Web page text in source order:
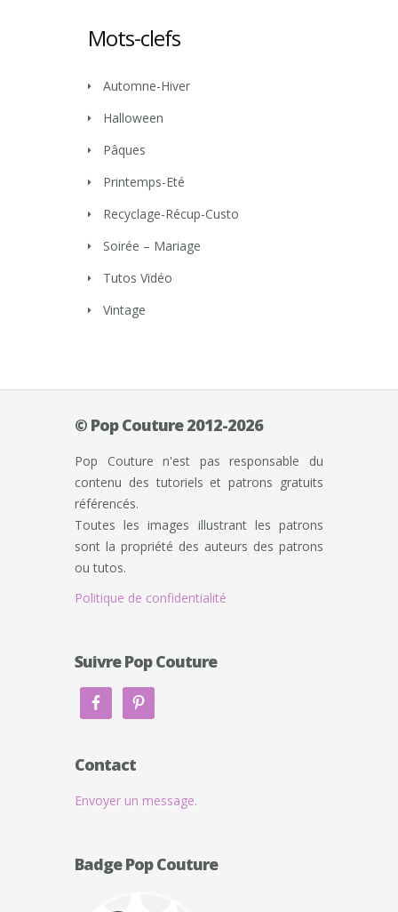
Mots-clefs
Automne-Hiver
Halloween
Pâques
Printemps-Eté
Recyclage-Récup-Custo
Soirée – Mariage
Tutos Vidéo
Vintage
© Pop Couture 2012-2026
Pop Couture n'est pas responsable du
contenu des tutoriels et patrons gratuits
référencés.
Toutes les images illustrant les patrons
sont la propriété des auteurs des patrons
ou tutos.
Politique de confidentialité
Suivre Pop Couture
Contact
Envoyer un message.
Badge Pop Couture